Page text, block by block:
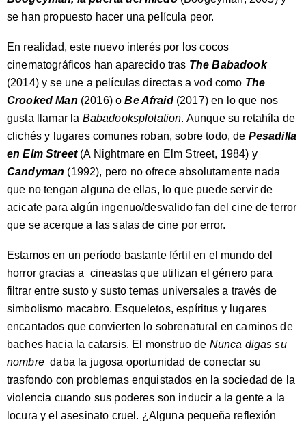
se han propuesto hacer una película peor.
En realidad, este nuevo interés por los cocos
cinematográficos han aparecido tras The Babadook
(2014) y se une a películas directas a vod como The
Crooked Man (2016) oBe Afraid(2017) en lo que nos
gusta llamar la Babadooksplotation. Aunque su retahíla de
clichés y lugares comunes roban, sobre todo, de Pesadilla
en Elm Street (A Nightmare en Elm Street, 1984) y
Candyman (1992), pero no ofrece absolutamente nada
que no tengan alguna de ellas, lo que puede servir de
acicate para algún ingenuo/desvalido fan del cine de terror
que se acerque a las salas de cine por error.
Estamos en un período bastante fértil en el mundo del
horror gracias a cineastas que utilizan el género para
filtrar entre susto y susto temas universales a través de
simbolismo macabro. Esqueletos, espíritus y lugares
encantados que convierten lo sobrenatural en caminos de
baches hacia la catarsis. El monstruo de Nunca digas su
nombredaba la jugosa oportunidad de conectar su
trasfondo con problemas enquistados en la sociedad de la
violencia cuando sus poderes son inducir a la gente a la
locura y el asesinato cruel. ¿Alguna pequeña reflexión